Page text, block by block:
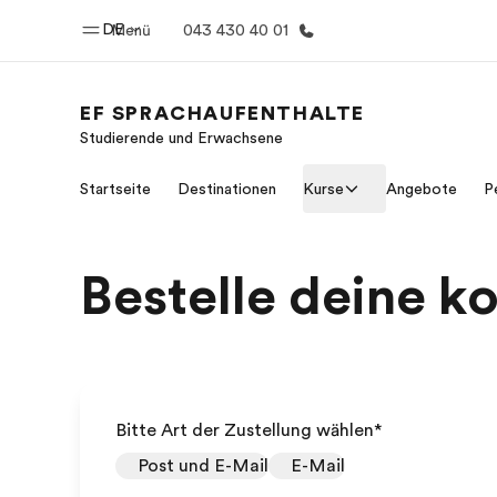
Menü
DE 043 430 40 01
Willkommen bei EF Alle
EF SPRACHAUFENTHALTE
Studierende und Erwachsene
Startseite Destinationen Kurse Angebote
Bestelle deine
Bitte Art der Zustellung wählen*
Post und E-Mail
E-Mail